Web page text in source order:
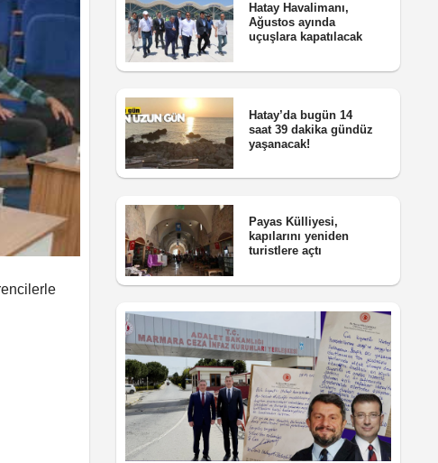
Hatay Havalimanı,
Ağustos ayında
uçuşlara kapatılacak
Hatay’da bugün 14
saat 39 dakika gündüz
yaşanacak!
Payas Külliyesi,
kapılarını yeniden
turistlere açtı